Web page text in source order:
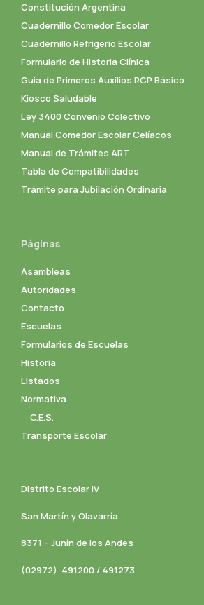
Constitución Argentina
Cuadernillo Comedor Escolar
Cuadernillo Refrigerio Escolar
Formulario de Historia Clínica
Guia de Primeros Auxilios RCP Básico
Kiosco Saludable
Ley 3400 Convenio Colectivo
Manual Comedor Escolar Celíacos
Manual de Trámites ART
Tabla de Compatibilidades
Trámite para Jubilación Ordinaria
Páginas
Asambleas
Autoridades
Contacto
Escuelas
Formularios de Escuelas
Historia
Listados
Normativa
C.E.S.
Transporte Escolar
Distrito Escolar IV
San Martín y Olavarría
8371 – Junín de los Andes
(02972) 491200 / 491273